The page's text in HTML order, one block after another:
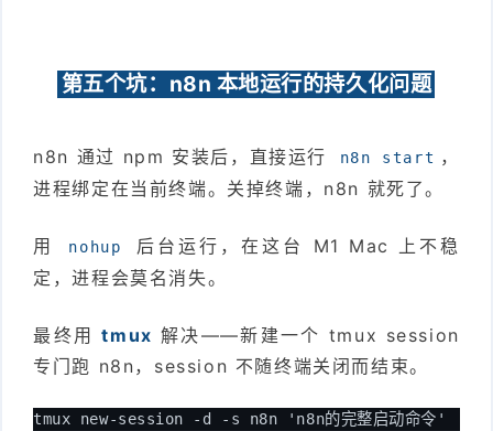
第五个坑：n8n 本地运行的持久化问题
n8n 通过 npm 安装后，直接运行 n8n start ，
进程绑定在当前终端。关掉终端，n8n 就死了。
用 nohup
后台运行，在这台 M1 Mac 上不稳
定，进程会莫名消失。
最终用tmux 解决——新建一个 tmux session
专门跑 n8n，session 不随终端关闭而结束。
tmux new-session -d -s n8n 'n8n的完整启动命令'